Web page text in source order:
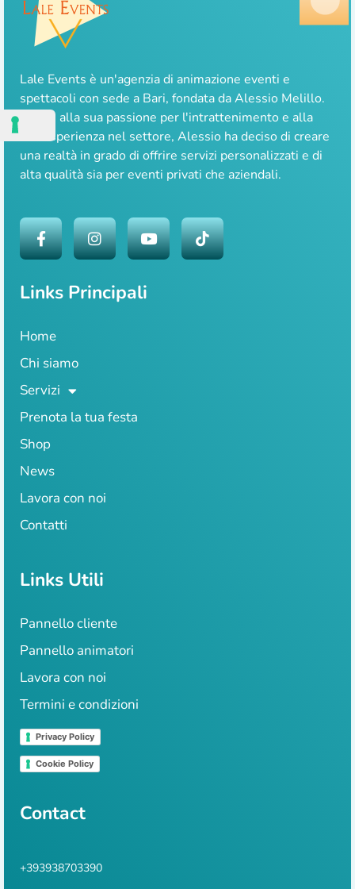
Lale Events è un'agenzia di animazione eventi e
spettacoli con sede a Bari, fondata da Alessio Melillo.
Grazie alla sua passione per l'intrattenimento e alla
sua esperienza nel settore, Alessio ha deciso di creare
una realtà in grado di offrire servizi personalizzati e di
alta qualità sia per eventi privati che aziendali.
Links Principali
Home
Chi siamo
Servizi
Prenota la tua festa
Shop
News
Lavora con noi
Contatti
Links Utili
Pannello cliente
Pannello animatori
Lavora con noi
Termini e condizioni
Privacy Policy
Cookie Policy
Contact
+393938703390